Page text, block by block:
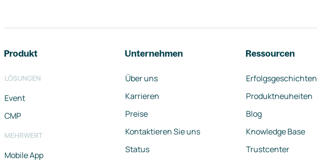
Produkt
LÖSUNGEN
Event
CMP
MEHRWERT
Mobile App
Unternehmen
Über uns
Karrieren
Preise
Kontaktieren Sie uns
Status
Ressourcen
Erfolgsgeschichten
Produktneuheiten
Blog
Knowledge Base
Trustcenter